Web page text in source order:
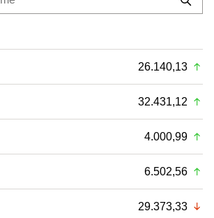
26.140,13
32.431,12
4.000,99
6.502,56
29.373,33